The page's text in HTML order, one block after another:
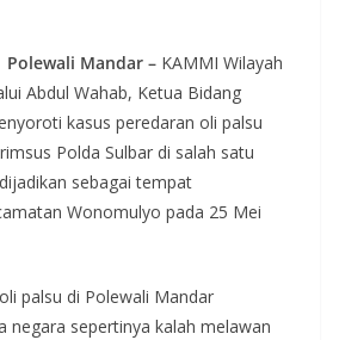
Mandar – KAMMI Wilayah
Abdul Wahab, Ketua Bidang
kasus peredaran oli palsu
Polda Sulbar di salah satu
sebagai tempat
Wonomulyo pada 25 Mei
palsu di Polewali Mandar
negara sepertinya kalah melawan